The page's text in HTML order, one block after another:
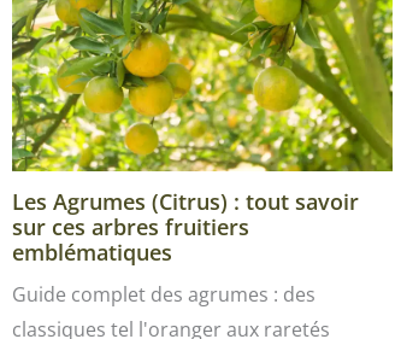
Les Agrumes (Citrus) : tout savoir
sur ces arbres fruitiers
emblématiques
Guide complet des agrumes : des
classiques tel l'oranger aux raretés